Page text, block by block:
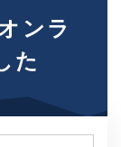
ンラ
た